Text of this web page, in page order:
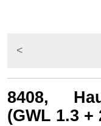
8408,
(GWL 1.3 +